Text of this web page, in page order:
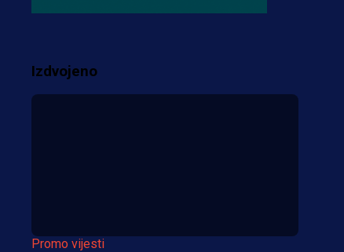
Misimović priveden: SIPA
Borac!
Izdvojeno
Promo vijesti